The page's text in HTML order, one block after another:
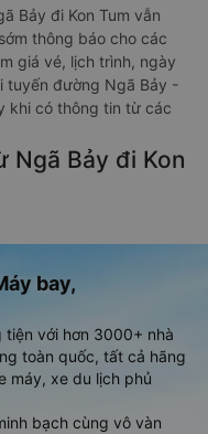
Bảy đi Kon Tum vẫn
thông báo cho các
giá vé, lịch trình, ngày
tuyến đường Ngã Bảy -
khi có thông tin từ các
Ngã Bảy đi Kon
bay,
với hơn 3000+ nhà
toàn quốc, tất cả hãng
máy, xe du lịch phủ
bạch cùng vô vàn